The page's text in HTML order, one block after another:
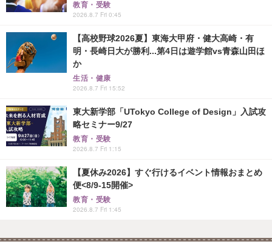
教育・受験
2026.8.7 Fri 0:45
【高校野球2026夏】東海大甲府・健大高崎・有
明・長崎日大が勝利...第4日は遊学館vs青森山田ほ
か
生活・健康
2026.8.7 Fri 15:52
東大新学部「UTokyo College of Design」入試攻
略セミナー9/27
教育・受験
2026.8.7 Fri 1:15
【夏休み2026】すぐ行けるイベント情報おまとめ
便<8/9-15開催>
教育・受験
2026.8.7 Fri 1:45